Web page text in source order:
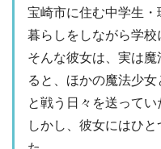
宝崎市に住む中学生・
暮らしをしながら学校
そんな彼女は、実は
ると、ほかの魔法少
と戦う日々を送ってい
しかし、彼女にはひ